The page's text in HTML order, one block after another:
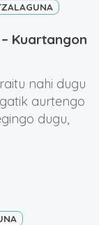
Kuartangon
nahi dugu
aurtengo
dugu,